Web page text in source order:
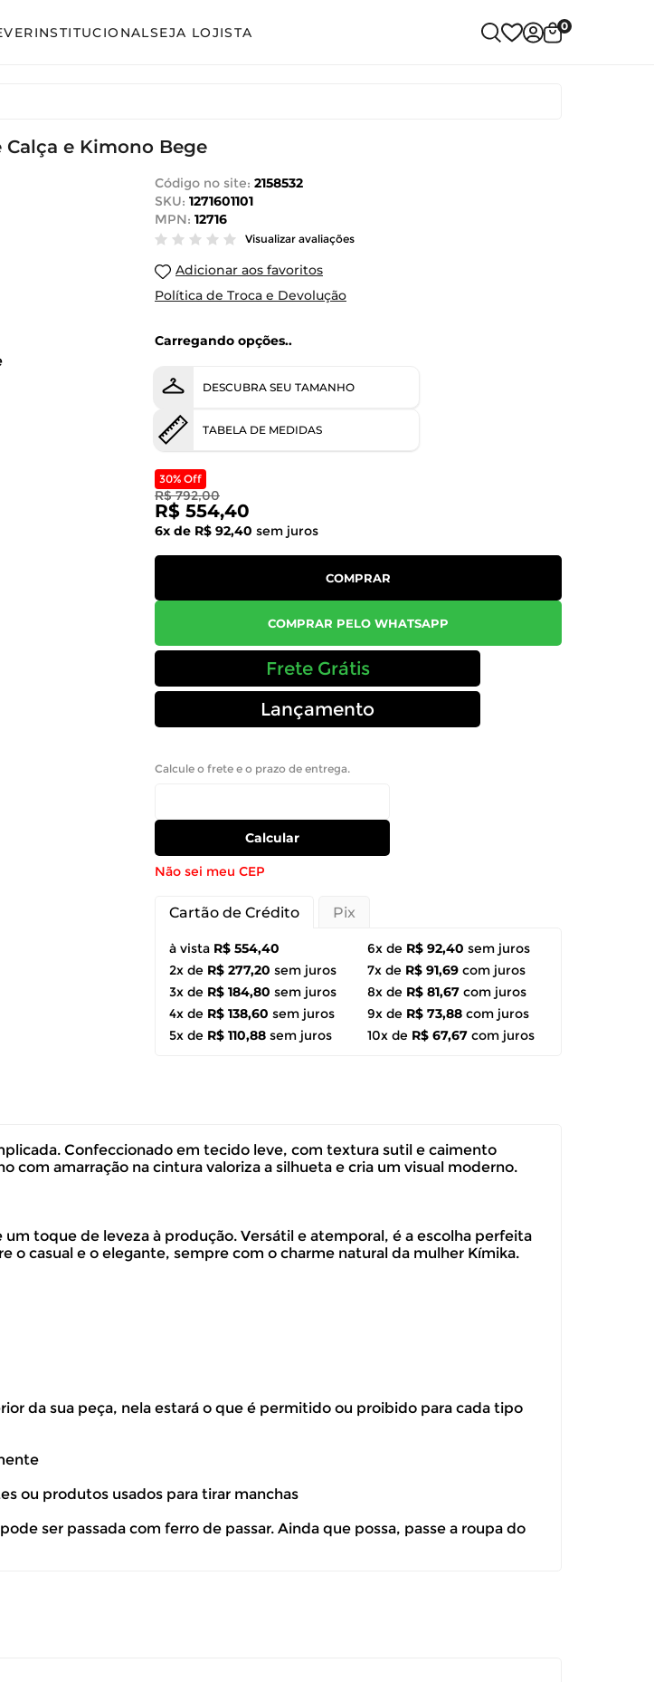
INSTITUCIONALSEJA LOJISTA 0
e Kimono Bege
Código no site: 2158532
SKU: 1271601101
MPN: 12716
Visualizar avaliações
Adicionar aos favoritos
Política de Troca e Devolução
Carregando opções..
DESCUBRA SEU TAMANHO
TABELA DE MEDIDAS
30% Off
R$ 792,00
R$ 554,40
6x de R$ 92,40 sem juros
COMPRAR
COMPRAR PELO WHATSAPP
Frete Grátis
Lançamento
Calcule o frete e o prazo de entrega.
Calcular
Não sei meu CEP
Cartão de Crédito Pix
à vista R$ 554,40
2x de R$ 277,20 sem juros
3x de R$ 184,80 sem juros
4x de R$ 138,60 sem juros
5x de R$ 110,88 sem juros
6x de R$ 92,40 sem juros
7x de R$ 91,69 com juros
8x de R$ 81,67 com juros
9x de R$ 73,88 com juros
10x de R$ 67,67 com juros
Confeccionado em tecido leve, com textura sutil e caimento
amarração na cintura valoriza a silhueta e cria um visual moderno.
toque de leveza à produção. Versátil e atemporal, é a escolha perfeita
casual e o elegante, sempre com o charme natural da mulher Kímika.
da sua peça, nela estará o que é permitido ou proibido para cada tipo
ou produtos usados para tirar manchas
ser passada com ferro de passar. Ainda que possa, passe a roupa do